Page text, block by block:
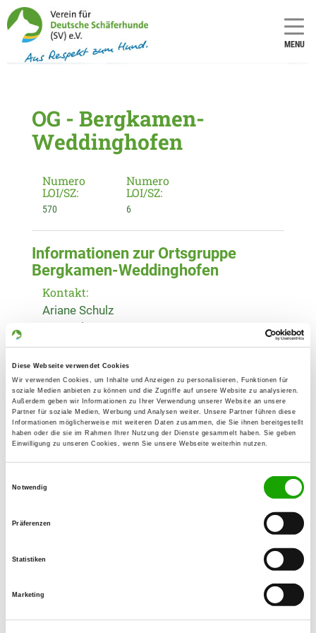
Diese Webseite verwendet Cookies
Wir verwenden Cookies, um Inhalte und Anzeigen zu personalisieren, Funktionen für
soziale Medien anbieten zu können und die Zugriffe auf unsere Website zu analysieren.
Außerdem geben wir Informationen zu Ihrer Verwendung unserer Website an unsere
Partner für soziale Medien, Werbung und Analysen weiter. Unsere Partner führen diese
Informationen möglicherweise mit weiteren Daten zusammen, die Sie ihnen bereitgestellt
haben oder die sie im Rahmen Ihrer Nutzung der Dienste gesammelt haben. Sie geben
Einwilligung zu unseren Cookies, wenn Sie unsere Webseite weiterhin nutzen.
Notwendig
Präferenzen
Statistiken
Marketing
MENU
OG - Bergkamen-
Weddinghofen
Numero
LOI/SZ:
570
Numero
LOI/SZ:
6
Informationen zur Ortsgruppe
Bergkamen-Weddinghofen
Kontakt:
Ariane Schulz
Von-Velen-Weg 31
48153 Münster
Übungsplatz:
Erich Ollenhauerstraße
59192 Bergkamen
Numero di telefono:
0251 3798110
ariane.schulz@t-online.de